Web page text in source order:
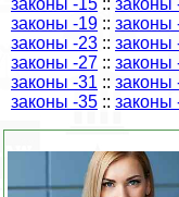
законы -15 :: законы
законы -19 :: законы
законы -23 :: законы
законы -27 :: законы
законы -31 :: законы
законы -35 :: законы